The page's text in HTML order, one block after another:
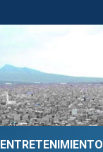
ENTRETENIMIENTO